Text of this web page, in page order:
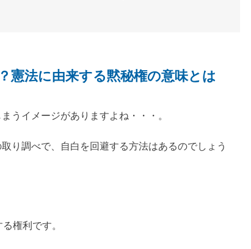
憲法に由来する黙秘権の意味とは
うイメージがありますよね・・・。
り調べで、自白を回避する方法はあるのでしょう
権利です。